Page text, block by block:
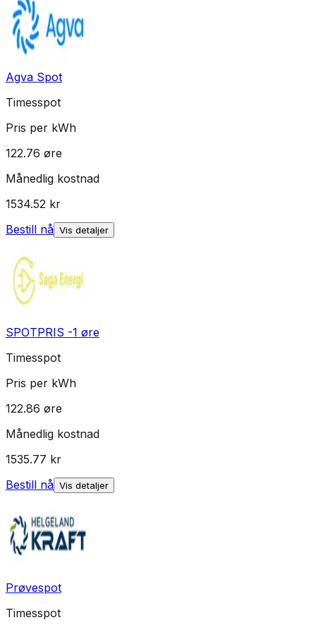
Agva Spot
Timesspot
Pris per kWh
122.76 øre
Månedlig kostnad
1534.52 kr
Bestill nå Vis detaljer
SPOTPRIS -1 øre
Timesspot
Pris per kWh
122.86 øre
Månedlig kostnad
1535.77 kr
Bestill nå Vis detaljer
Prøvespot
Timesspot